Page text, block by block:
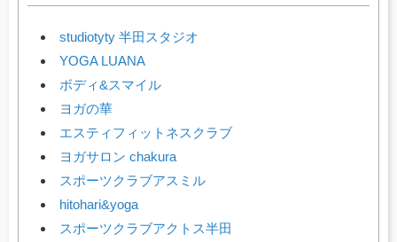
studiotyty 半田スタジオ
YOGA LUANA
ボディ&スマイル
ヨガの華
エスティフィットネスクラブ
ヨガサロン chakura
スポーツクラブアスミル
hitohari&yoga
スポーツクラブアクトス半田